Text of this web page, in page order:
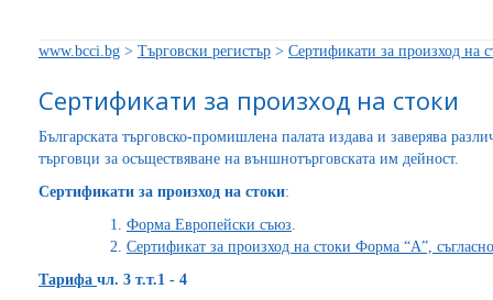
www.bcci.bg > Търговски регистър > Сертификати за произход на
Сертификати за произход на стоки
Българската търговско-промишлена палата издава и заверява
търговци за осъществяване на външнотърговската им дейност.
Сертификати за произход на стоки:
Форма Европейски съюз.
Сертификат за произход на стоки Форма “А”,
Тарифа чл. 3 т.т.1 - 4